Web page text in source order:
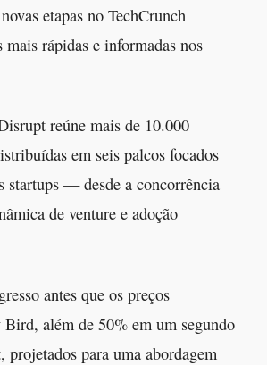
etapas no TechCrunch
rápidas e informadas nos
reúne mais de 10.000
em seis palcos focados
startups — desde a concorrência
de venture e adoção
antes que os preços
além de 50% em um segundo
para uma abordagem